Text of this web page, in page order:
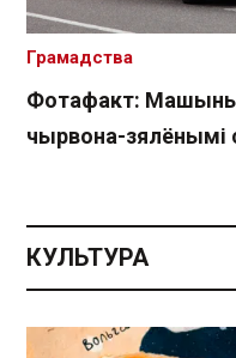
Фотафакт: Машыны
чырвона-зялёнымі
Грамадства
КУЛЬТУРА